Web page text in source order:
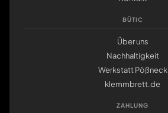
BÜTIC
Über uns
Nachhaltigkeit
Werkstatt Pößneck
klemmbrett.de
ZAHLUNG